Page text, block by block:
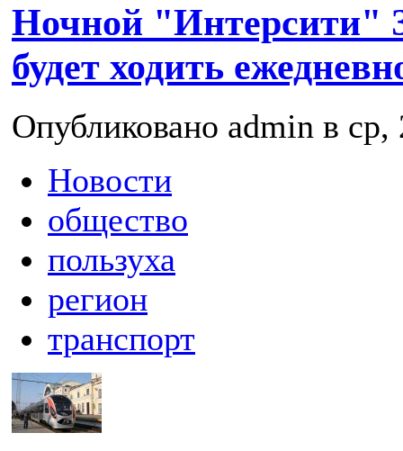
Ночной "Интерсити"
будет ходить
Опубликовано admin в
Новости
общество
пользуха
регион
транспорт